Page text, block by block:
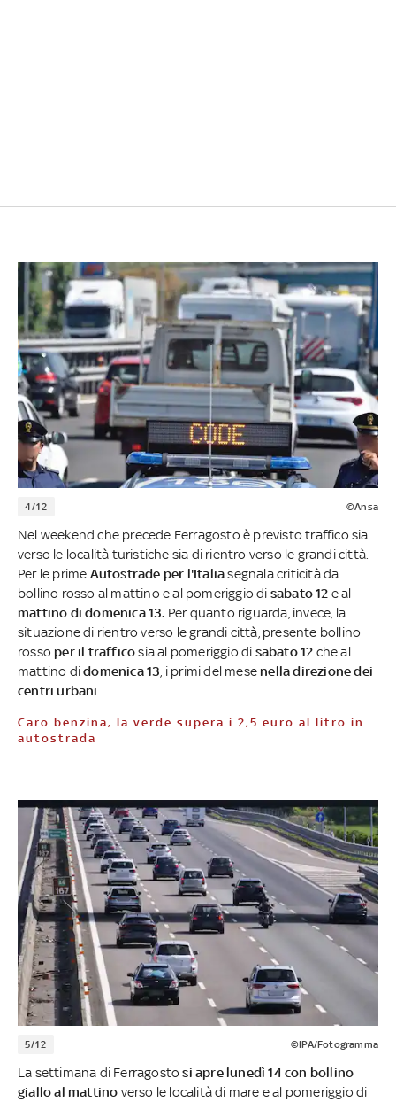
4/12 ©Ansa
Nel weekend che precede Ferragosto è previsto traffico sia
verso le località turistiche sia di rientro verso le grandi città.
Per le prime Autostrade per l'Italiasegnala criticità da
bollino rosso al mattino e al pomeriggio di sabato 12 e al
mattino di domenica 13. Per quanto riguarda, invece, la
situazione di rientro verso le grandi città, presente bollino
rosso per il trafficosia al pomeriggio di sabato 12 che al
mattino didomenica 13 , i primi del mese nella direzione dei
centri urbani
Caro benzina, la verde supera i 2,5 euro al litro in
autostrada
5/12 ©IPA/Fotogramma
La settimana di Ferragostosi apre lunedì 14 con bollino
giallo al mattino verso le località di mare e al pomeriggio di